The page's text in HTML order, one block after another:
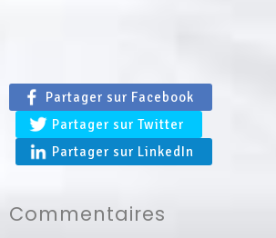
Partager sur Facebook
Partager sur Twitter
Partager sur LinkedIn
Commentaires